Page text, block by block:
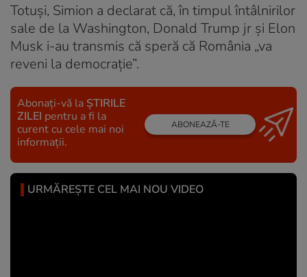
Totuși, Simion a declarat că, în timpul întâlnirilor
sale de la Washington, Donald Trump jr și Elon
Musk i-au transmis că speră că România „va
reveni la democrație”.
Abonați-vă la ȘTIRILE
ZILEI pentru a fi la
curent cu cele mai noi
informații.
ABONEAZĂ-TE
URMĂREȘTE CEL MAI NOU VIDEO